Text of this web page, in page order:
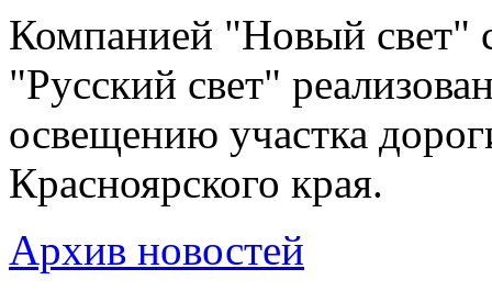
Компанией "Новый свет"
"Русский свет"
освещению участка
Красноярского края.
Архив новостей